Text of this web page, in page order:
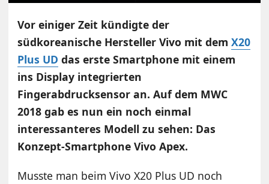
Vor einiger Zeit kündigte der
südkoreanische Hersteller Vivo mit demX20
Plus UD das erste Smartphone mit einem
ins Display integrierten
Fingerabdrucksensor an. Auf dem MWC
2018 gab es nun ein noch einmal
interessanteres Modell zu sehen: Das
Konzept-Smartphone Vivo Apex.
Musste man beim Vivo X20 Plus UD noch